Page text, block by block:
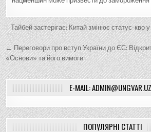
Н
а
в
і
г
а
ц
Тайбей застерігає: Китай змінює статус-кво
← Переговори про вступ України до ЄС:
«Основи» та його вимоги
E-MAIL:
ПОПУЛЯРНІ СТАТТІ